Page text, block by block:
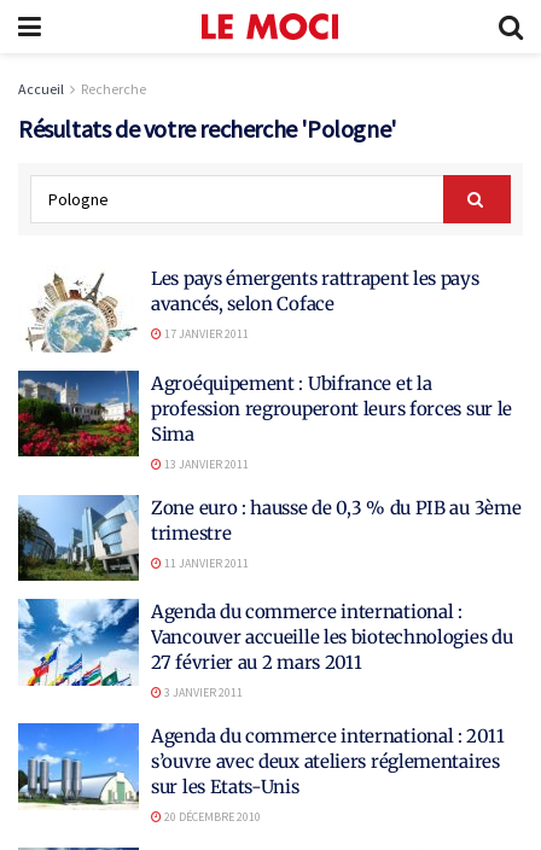
Accueil Recherche
Résultats de votre recherche 'Pologne'
Les pays émergents rattrapent les pays
avancés, selon Coface
17 JANVIER 2011
Agroéquipement : Ubifrance et la
profession regrouperont leurs forces sur le
Sima
13 JANVIER 2011
Zone euro : hausse de 0,3 % du PIB au 3ème
trimestre
11 JANVIER 2011
Agenda du commerce international :
Vancouver accueille les biotechnologies du
27 février au 2 mars 2011
3 JANVIER 2011
Agenda du commerce international : 2011
s’ouvre avec deux ateliers réglementaires
sur les Etats-Unis
20 DÉCEMBRE 2010